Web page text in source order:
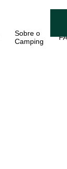
Sobre o
Camping